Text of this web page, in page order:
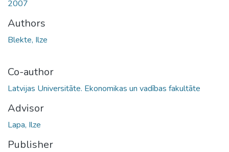
2007
Authors
Blekte, Ilze
Co-author
Latvijas Universitāte. Ekonomikas un vadības fakultāte
Advisor
Lapa, Ilze
Publisher